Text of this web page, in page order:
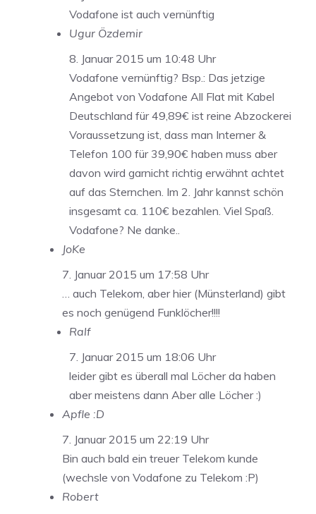
Vodafone ist auch vernünftig
Ugur Özdemir
8. Januar 2015 um 10:48 Uhr
Vodafone vernünftig? Bsp.: Das jetzige
Angebot von Vodafone All Flat mit Kabel
Deutschland für 49,89€ ist reine Abzockerei
Voraussetzung ist, dass man Interner &
Telefon 100 für 39,90€ haben muss aber
davon wird garnicht richtig erwähnt achtet
auf das Sternchen. Im 2. Jahr kannst schön
insgesamt ca. 110€ bezahlen. Viel Spaß.
Vodafone? Ne danke..
JoKe
7. Januar 2015 um 17:58 Uhr
… auch Telekom, aber hier (Münsterland) gibt
es noch genügend Funklöcher!!!!
Ralf
7. Januar 2015 um 18:06 Uhr
leider gibt es überall mal Löcher da haben
aber meistens dann Aber alle Löcher :)
Apfle :D
7. Januar 2015 um 22:19 Uhr
Bin auch bald ein treuer Telekom kunde
(wechsle von Vodafone zu Telekom :P)
Robert